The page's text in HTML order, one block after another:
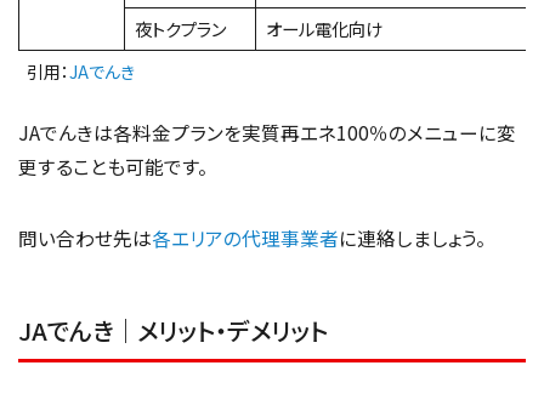
夜トクプラン
オール電化向け
引用：JAでんき
JAでんきは各料金プランを実質再エネ100％のメニューに変
更することも可能です。
問い合わせ先は各エリアの代理事業者に連絡しましょう。
JAでんき｜メリット・デメリット